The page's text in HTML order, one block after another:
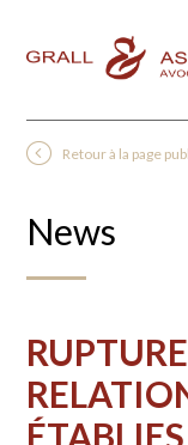
Retour à la page
News